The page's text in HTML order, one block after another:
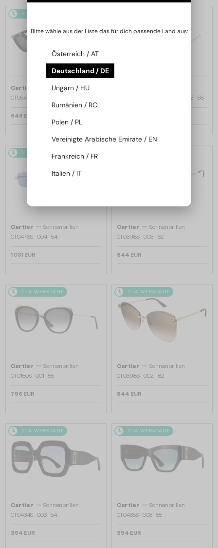
2-4 WERKTAGE
Cartier
Sonnenbrillen
CT0540S - 001 - 48
646 EUR
CT0545S Clash de Cartier - 002 - 58
2-4 WERKTAGE
Cartier — Sonnenbrillen
CT0473S - 004 - 54
1 031 EUR
Cartier — Sonnenbrillen
CT0398S - 003 - 62
844 EUR
2-4 WERKTAGE
Cartier — Sonnenbrillen
CT0150S - 001 - 55
796 EUR
2-4 WERKTAGE
Cartier — Sonnenbrillen
CT0398S - 002 - 62
844 EUR
2-4 WERKTAGE
Cartier — Sonnenbrillen
CT0434S - 003 - 54
394 EUR
2-4 WERKTAGE
Cartier — Sonnenbrillen
CT0435S - 003 - 55
394 EUR
Bitte wähle aus der Liste das für dich passende Land aus:
Österreich / AT
Deutschland / DE
Ungarn / HU
Rumänien / RO
Polen / PL
Vereinigte Arabische Emirate / EN
Frankreich / FR
Italien / IT